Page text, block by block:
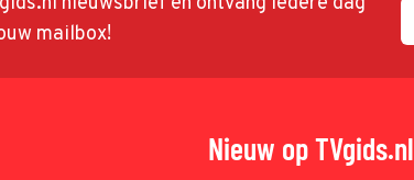
mailbox!
Nieuw op TVgids.nl